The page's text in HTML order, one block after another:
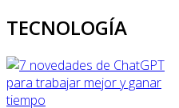
TECNOLOGÍA